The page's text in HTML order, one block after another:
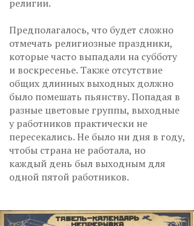
религии.
Предполагалось, что будет сложно
отмечать религиозные праздники,
которые часто выпадали на субботу
и воскресенье. Также отсутствие
общих длинных выходных должно
было помешать пьянству. Попадая в
разные цветовые группы, выходные
у работников практически не
пересекались. Не было ни дня в году,
чтобы страна не работала, но
каждый день был выходным для
одной пятой работников.